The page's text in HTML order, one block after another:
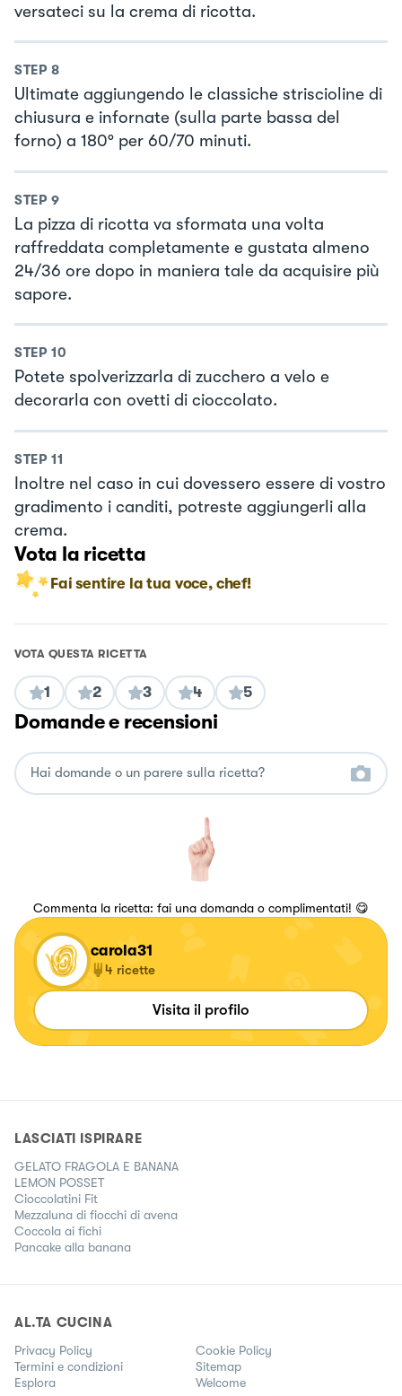
versateci su la crema di ricotta.
STEP 8
Ultimate aggiungendo le classiche striscioline di
chiusura e infornate (sulla parte bassa del
forno) a 180° per 60/70 minuti.
STEP 9
La pizza di ricotta va sformata una volta
raffreddata completamente e gustata almeno
24/36 ore dopo in maniera tale da acquisire più
sapore.
STEP 10
Potete spolverizzarla di zucchero a velo e
decorarla con ovetti di cioccolato.
STEP 11
Inoltre nel caso in cui dovessero essere di vostro
gradimento i canditi, potreste aggiungerli alla
crema.
Vota la ricetta
Fai sentire la tua voce, chef!
VOTA QUESTA RICETTA
1 2 3 4 5
Domande e recensioni
Commenta la ricetta: fai una domanda o complimentati! 😋
carola31
4 ricette
Visita il profilo
LASCIATI ISPIRARE
GELATO FRAGOLA E BANANA
LEMON POSSET
Cioccolatini Fit
Mezzaluna di fiocchi di avena
Coccola ai fichi
Pancake alla banana
AL.TA CUCINA
Privacy Policy
Cookie Policy
Termini e condizioni
Sitemap
Esplora
Welcome